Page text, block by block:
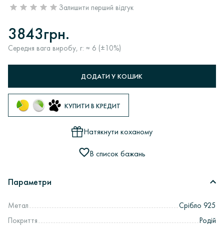
Залишити перший відгук
3843грн.
Середня вага виробу, г: ≈ 6 (±10%)
ДОДАТИ У КОШИК
КУПИТИ В КРЕДИТ
Натякнути коханому
В список бажань
Параметри
Метал
Срібло 925
Покриття
Родій